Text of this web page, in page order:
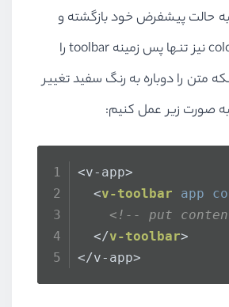
حالت پیشفرض خود بازگشته و
prop مربوط به color نیز تنها پس زمینه toolbar را
متن را دوباره به رنگ سفید تغییر
صورت زیر عمل کنیم:
<v-app>
<v-toolbar app
<!-- put
</v-toolbar>
</v-app>